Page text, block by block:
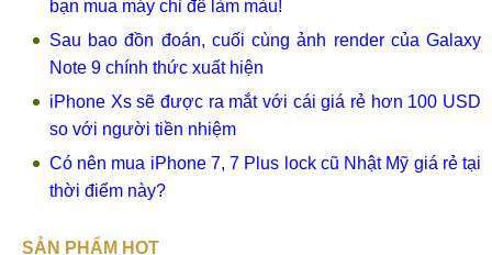
bạn mua máy chỉ để làm màu!
Sau bao đồn đoán, cuối cùng ảnh render của Galaxy
Note 9 chính thức xuất hiện
iPhone Xs sẽ được ra mắt với cái giá rẻ hơn 100 USD
so với người tiền nhiệm
Có nên mua iPhone 7, 7 Plus lock cũ Nhật Mỹ giá rẻ tại
thời điểm này?
SẢN PHẨM HOT